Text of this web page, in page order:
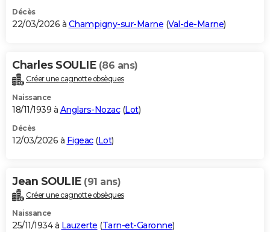
Décès
22/03/2026 à Champigny-sur-Marne (Val-de-Marne)
Charles SOULIE (86 ans)
Créer une cagnotte obsèques
Naissance
18/11/1939 à Anglars-Nozac(Lot)
Décès
12/03/2026 à Figeac(Lot)
Jean SOULIE (91 ans)
Créer une cagnotte obsèques
Naissance
25/11/1934 à Lauzerte (Tarn-et-Garonne)